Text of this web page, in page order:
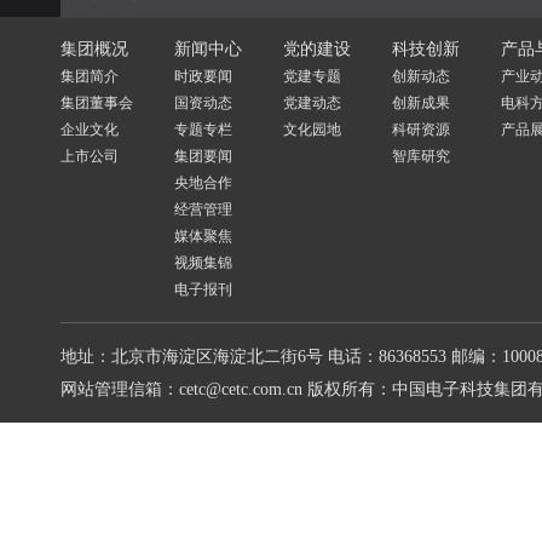
集团概况
集团简介
集团董事会
企业文化
上市公司
新闻中心
时政要闻
国资动态
专题专栏
集团要闻
央地合作
经营管理
媒体聚焦
视频集锦
电子报刊
党的建设
党建专题
党建动态
文化园地
科技创新
创新动态
创新成果
科研资源
智库研究
产品
产业
电科
产品
地址：北京市海淀区海淀北二街6号 电话：86368553 邮编：
网站管理信箱：cetc@cetc.com.cn 版权所有：中国电子科技集团